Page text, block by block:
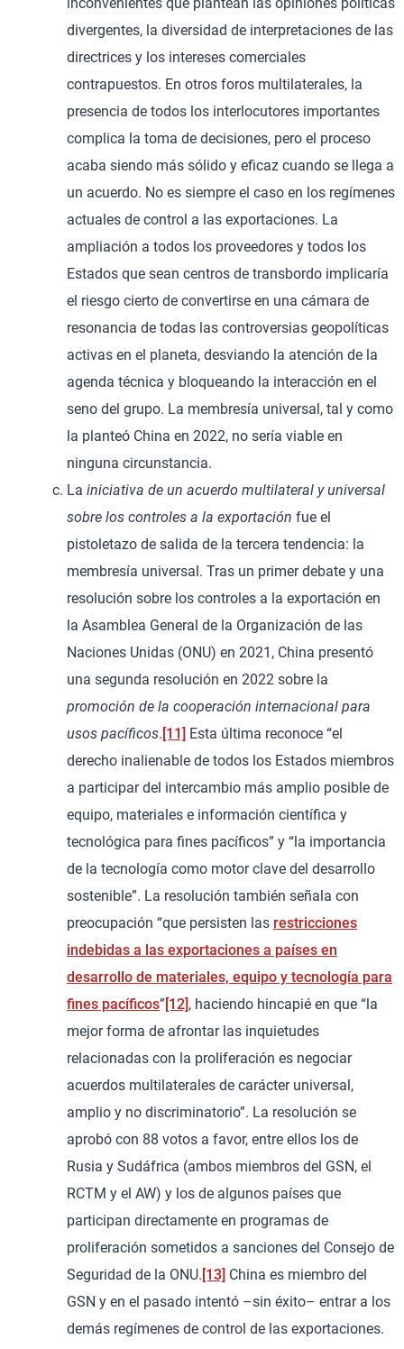
divergentes, la diversidad de interpretaciones de las
directrices y los intereses comerciales
contrapuestos. En otros foros multilaterales, la
presencia de todos los interlocutores importantes
complica la toma de decisiones, pero el proceso
acaba siendo más sólido y eficaz cuando se llega a
un acuerdo. No es siempre el caso en los regímenes
actuales de control a las exportaciones. La
ampliación a todos los proveedores y todos los
Estados que sean centros de transbordo implicaría
el riesgo cierto de convertirse en una cámara de
resonancia de todas las controversias geopolíticas
activas en el planeta, desviando la atención de la
agenda técnica y bloqueando la interacción en el
seno del grupo. La membresía universal, tal y como
la planteó China en 2022, no sería viable en
ninguna circunstancia.
La iniciativa de un acuerdo multilateral y universal
sobre los controles a la exportación fue el
pistoletazo de salida de la tercera tendencia: la
membresía universal. Tras un primer debate y una
resolución sobre los controles a la exportación en
la Asamblea General de la Organización de las
Naciones Unidas (ONU) en 2021, China presentó
una segunda resolución en 2022 sobre la
promoción de la cooperación internacional para
usos pacíficos. [11] Esta última reconoce “el
derecho inalienable de todos los Estados miembros
a participar del intercambio más amplio posible de
equipo, materiales e información científica y
tecnológica para fines pacíficos” y “la importancia
de la tecnología como motor clave del desarrollo
sostenible”. La resolución también señala con
preocupación “que persisten las restricciones
indebidas a las exportaciones a países en
desarrollo de materiales, equipo y tecnología para
fines pacíficos” [12], haciendo hincapié en que “la
mejor forma de afrontar las inquietudes
relacionadas con la proliferación es negociar
acuerdos multilaterales de carácter universal,
amplio y no discriminatorio”. La resolución se
aprobó con 88 votos a favor, entre ellos los de
Rusia y Sudáfrica (ambos miembros del GSN, el
RCTM y el AW) y los de algunos países que
participan directamente en programas de
proliferación sometidos a sanciones del Consejo de
Seguridad de la ONU. [13] China es miembro del
GSN y en el pasado intentó –sin éxito– entrar a los
demás regímenes de control de las exportaciones.